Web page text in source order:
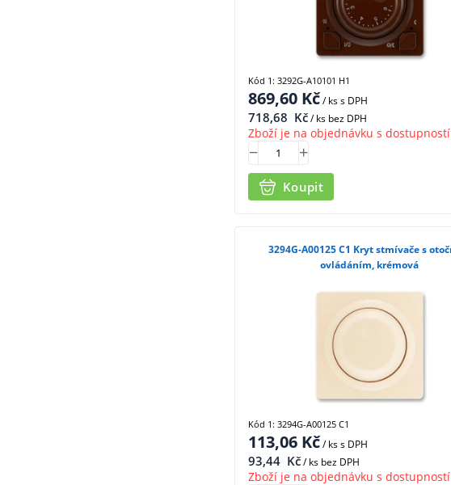
869,60 Kč/ kss DPH
718,68 Kč/ ks bez DPH
Zboží je na objednávku s dostupností
Koupit
Kód 1: 3292G-A10101 H1
3294G-A00125 C1 Kryt stmívače s otočným
ovládáním, krémová
113,06 Kč/ kss DPH
93,44 Kč/ ks bez DPH
Zboží je na objednávku s dostupností
Kód 1: 3294G-A00125 C1